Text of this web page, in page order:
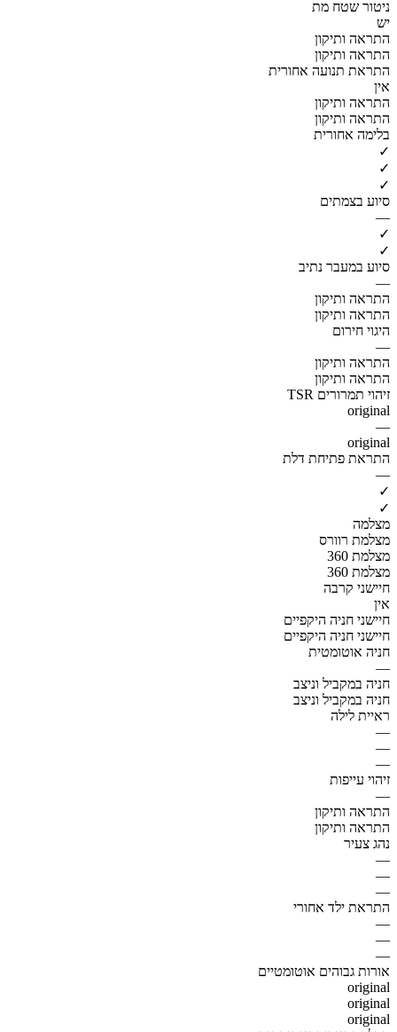
ניטור שטח מת
יש
התראה ותיקון
התראה ותיקון
התראת תנועה אחורית
אין
התראה ותיקון
התראה ותיקון
בלימה אחורית
✓
✓
✓
סיוע בצמתים
—
✓
✓
סיוע במעבר נתיב
—
התראה ותיקון
התראה ותיקון
היגוי חירום
—
התראה ותיקון
התראה ותיקון
זיהוי תמרורים TSR
original
—
original
התראת פתיחת דלת
—
✓
✓
מצלמה
מצלמת רוורס
מצלמת 360
מצלמת 360
חיישני קרבה
אין
חיישני חניה היקפיים
חיישני חניה היקפיים
חניה אוטומטית
—
חניה במקביל וניצב
חניה במקביל וניצב
ראיית לילה
—
—
—
זיהוי עייפות
—
התראה ותיקון
התראה ותיקון
נהג צעיר
—
—
—
התראת ילד אחורי
—
—
—
אורות גבוהים אוטומטיים
original
original
original